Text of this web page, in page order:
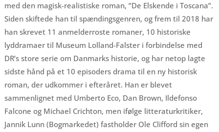
med den magisk-realistiske roman, ”De Elskende i Toscana”.
Siden skiftede han til spændingsgenren, og frem til 2018 har
han skrevet 11 anmelderroste romaner, 10 historiske
lyddramaer til Museum Lolland-Falster i forbindelse med
DR’s store serie om Danmarks historie, og har netop lagte
sidste hånd på et 10 episoders drama til en ny historisk
roman, der udkommer i efteråret. Han er blevet
sammenlignet med Umberto Eco, Dan Brown, Ildefonso
Falcone og Michael Crichton, men ifølge litteraturkritiker,
Jannik Lunn (Bogmarkedet) fastholder Ole Clifford sin egen